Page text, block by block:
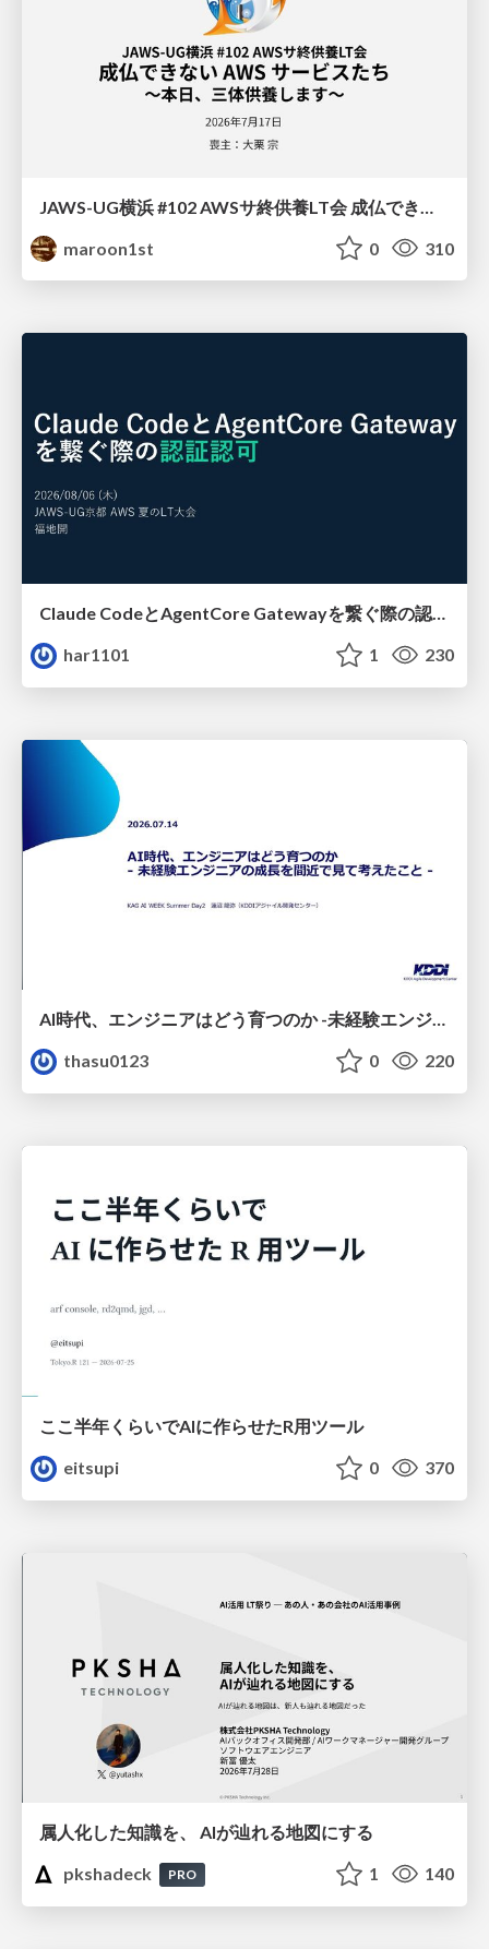
maroon1st
0 310
Claude CodeとAgentCore Gatewayを繋ぐ際の認証認可 / Authentication and authorization when connecting Claude Code with AgentCore Gateway
har1101
1 230
AI時代、エンジニアはどう育つのか -未経験エンジニアの成長を間近で見て考えたこと-
thasu0123
0 220
ここ半年くらいでAIに作らせたR用ツール
eitsupi
0 370
属人化した知識を、 AIが辿れる地図にする
pkshadeck
PRO 1 140